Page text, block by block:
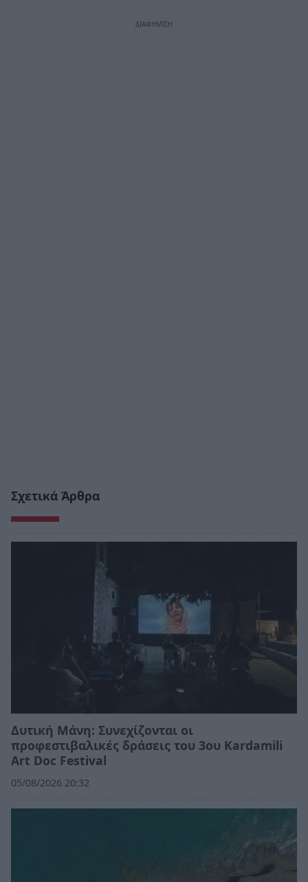
Σχετικά Άρθρα
Δυτική Μάνη: Συνεχίζονται οι
προφεστιβαλικές δράσεις του 3ου Kardamili
Art Doc Festival
05/08/2026 20:32